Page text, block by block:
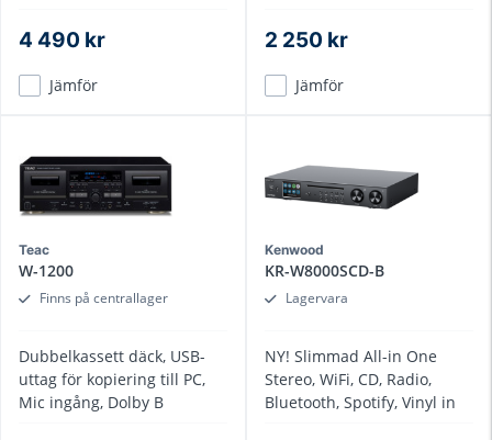
4 490 kr
Jämför
2 250 kr
Jämför
Teac
W-1200
Finns på centrallager
Dubbelkassett däck, USB-
uttag för kopiering till PC,
Mic ingång, Dolby B
Kenwood
KR-W8000SCD-B
Lagervara
NY! Slimmad All-in One
Stereo, WiFi, CD, Radio,
Bluetooth, Spotify, Vinyl in